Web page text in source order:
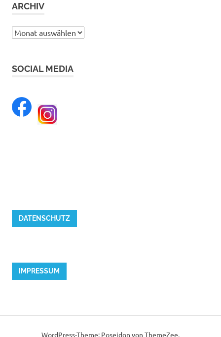
ARCHIV
Archiv
SOCIAL MEDIA
DATENSCHUTZ
IMPRESSUM
WordPress-Theme: Poseidon von ThemeZee.